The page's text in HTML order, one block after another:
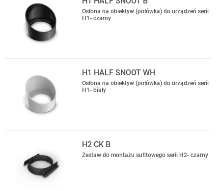
Osłona na obiektyw (połówka) do urządzeń serii
H1- czarny
H1 HALF SNOOT WH
Osłona na obiektyw (połówka) do urządzeń serii
H1- biały
H2 CK B
Zestaw do montażu sufitowego serii H2- czarny